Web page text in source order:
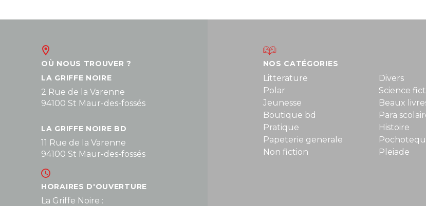
OÙ NOUS TROUVER ?
LA GRIFFE NOIRE
2 Rue de la Varenne
94100 St Maur-des-fossés
LA GRIFFE NOIRE BD
11 Rue de la Varenne
94100 St Maur-des-fossés
HORAIRES D'OUVERTURE
La Griffe Noire :
NOS CATÉGORIES
Litterature
Polar
Jeunesse
Boutique bd
Pratique
Papeterie generale
Non fiction
Divers
Science
Beaux
Para
Histoire
Pleiade